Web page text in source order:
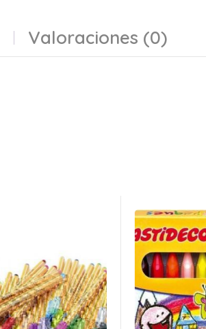
Valoraciones (0)